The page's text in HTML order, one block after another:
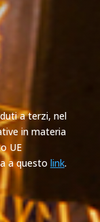
a terzi, nel
in materia
UE
a questo link.